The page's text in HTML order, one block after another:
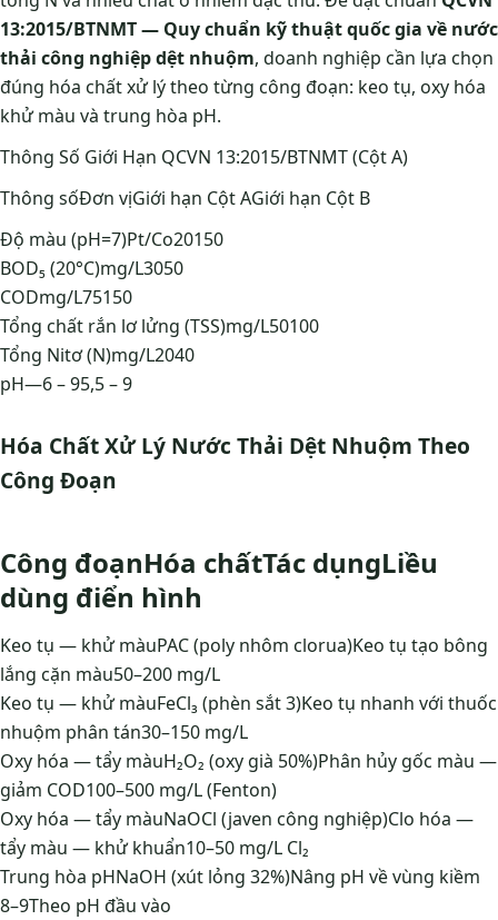
13:2015/BTNMT — Quy chuẩn kỹ thuật quốc gia về nước
thải công nghiệp dệt nhuộm, doanh nghiệp cần lựa chọn
đúng hóa chất xử lý theo từng công đoạn: keo tụ, oxy hóa
khử màu và trung hòa pH.
Thông Số Giới Hạn QCVN 13:2015/BTNMT (Cột A)
Thông sốĐơn vịGiới hạn Cột AGiới hạn Cột B
Độ màu (pH=7)Pt/Co20150
BOD₅ (20°C)mg/L3050
CODmg/L75150
Tổng chất rắn lơ lửng (TSS)mg/L50100
Tổng Nitơ (N)mg/L2040
pH—6 – 95,5 – 9
Hóa Chất Xử Lý Nước Thải Dệt Nhuộm Theo
Công Đoạn
Công đoạnHóa chấtTác dụngLiều
dùng điển hình
Keo tụ — khử màuPAC (poly nhôm clorua)Keo tụ tạo bông
lắng cặn màu50–200 mg/L
Keo tụ — khử màuFeCl₃ (phèn sắt 3)Keo tụ nhanh với thuốc
nhuộm phân tán30–150 mg/L
Oxy hóa — tẩy màuH₂O₂ (oxy già 50%)Phân hủy gốc màu —
giảm COD100–500 mg/L (Fenton)
Oxy hóa — tẩy màuNaOCl (javen công nghiệp)Clo hóa —
tẩy màu — khử khuẩn10–50 mg/L Cl₂
Trung hòa pHNaOH (xút lỏng 32%)Nâng pH về vùng kiềm
8–9Theo pH đầu vào